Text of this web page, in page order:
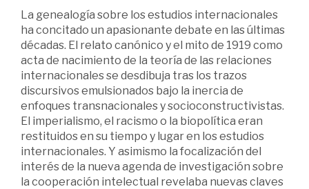
La genealogía sobre los estudios internacionales
ha concitado un apasionante debate en las últimas
décadas. El relato canónico y el mito de 1919 como
acta de nacimiento de la teoría de las relaciones
internacionales se desdibuja tras los trazos
discursivos emulsionados bajo la inercia de
enfoques transnacionales y socioconstructivistas.
El imperialismo, el racismo o la biopolítica eran
restituidos en su tiempo y lugar en los estudios
internacionales. Y asimismo la focalización del
interés de la nueva agenda de investigación sobre
la cooperación intelectual revelaba nuevas claves